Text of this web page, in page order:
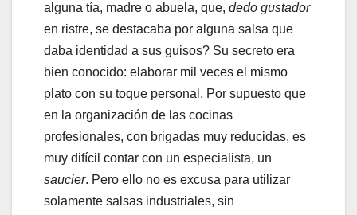
alguna tía, madre o abuela, que, dedo gustador
en ristre, se destacaba por alguna salsa que
daba identidad a sus guisos? Su secreto era
bien conocido: elaborar mil veces el mismo
plato con su toque personal. Por supuesto que
en la organización de las cocinas
profesionales, con brigadas muy reducidas, es
muy difícil contar con un especialista, un
saucier. Pero ello no es excusa para utilizar
solamente salsas industriales, sin